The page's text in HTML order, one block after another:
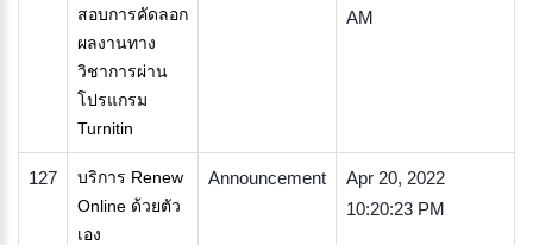
สอบการคัดลอก
ผลงานทาง
วิชาการผ่าน
โปรแกรม
Turnitin
AM
127
บริการ Renew
Online ด้วยตัว
เอง
Announcement
Apr 20, 2022
10:20:23 PM